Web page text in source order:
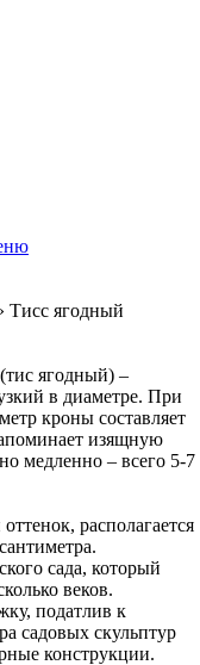
Тисс ягодный
ягодный) –
в диаметре. При
кроны составляет
изящную
медленно – всего 5-7
располагается
сада, который
веков.
податлив к
садовых скульптур
конструкции.